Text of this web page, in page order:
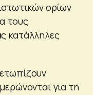
ορίων
τους
κατάλληλες
για τη